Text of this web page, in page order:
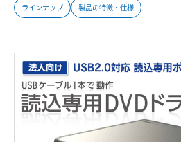
ラインナップ 製品の特徴・仕様